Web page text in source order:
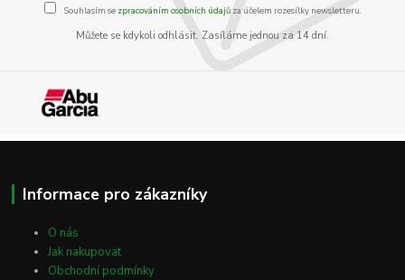
Souhlasím se zpracováním osobních údajůza účelem rozesílky newsletteru.
Můžete se kdykoli odhlásit. Zasíláme jednou za 14 dní.
Informace pro zákazníky
O nás
Jak nakupovat
Obchodní podmínky